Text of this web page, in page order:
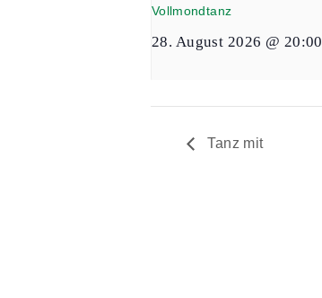
Vollmondtanz
28. August 2026 @ 20:00
Tanz mit